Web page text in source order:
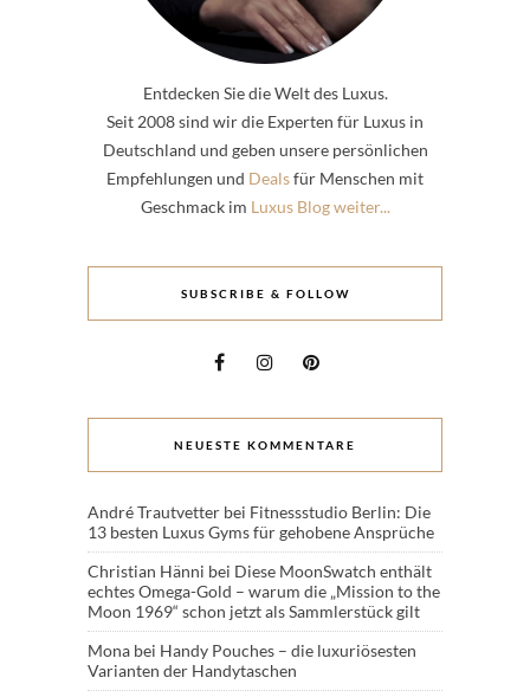
Entdecken Sie die Welt des Luxus.
Seit 2008 sind wir die Experten für Luxus in
Deutschland und geben unsere persönlichen
Empfehlungen und Dealsfür Menschen mit
Geschmack im Luxus Blog weiter...
SUBSCRIBE & FOLLOW
NEUESTE KOMMENTARE
André Trautvetter bei Fitnessstudio Berlin: Die
13 besten Luxus Gyms für gehobene Ansprüche
Christian Hänni bei Diese MoonSwatch enthält
echtes Omega-Gold – warum die „Mission to the
Moon 1969“ schon jetzt als Sammlerstück gilt
Mona bei Handy Pouches – die luxuriösesten
Varianten der Handytaschen